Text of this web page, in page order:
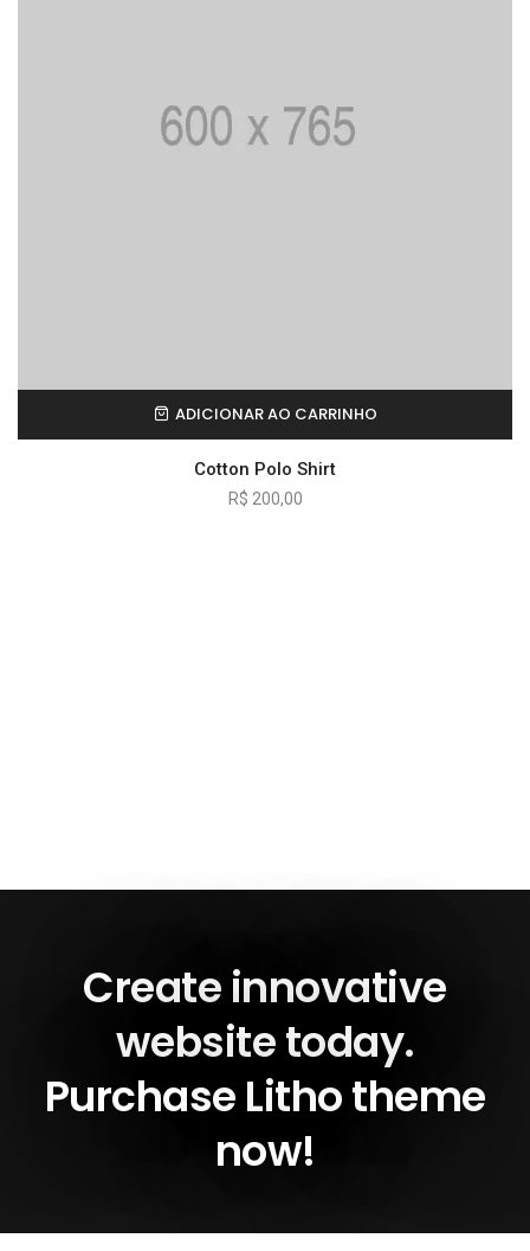
ADICIONAR AO CARRINHO
Cotton Polo Shirt
R$ 200,00
Create innovative
website today.
Purchase Litho theme
now!